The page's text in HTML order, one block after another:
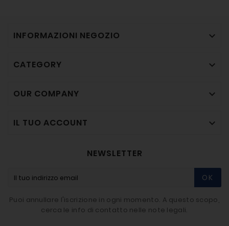
INFORMAZIONI NEGOZIO 
CATEGORY 
OUR COMPANY 
IL TUO ACCOUNT 
NEWSLETTER
OK
Puoi annullare l'iscrizione in ogni momento. A questo scopo,
cerca le info di contatto nelle note legali.